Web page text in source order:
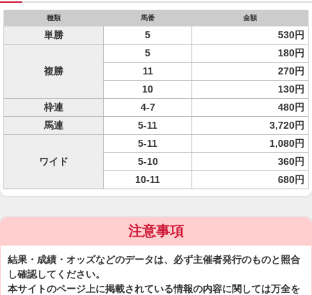
種類 馬番 金額
単勝 5 530円
複勝
5
180円
11
270円
10
130円
枠連
4-7
480円
馬連
5-11 3,720円
ワイド
5-11
1,080円
5-10
360円
10-11
680円
注意事項
結果・成績・オッズなどのデータは、必ず主催者発行のものと照合
し確認してください。
本サイトのページ上に掲載されている情報の内容に関しては万全を